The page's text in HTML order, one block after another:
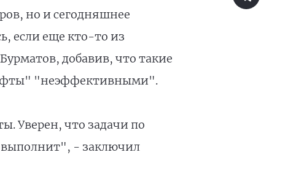
но и сегодняшнее
если еще кто-то из
добавив, что такие
"неэффективными".
Уверен, что задачи по
выполнит", - заключил